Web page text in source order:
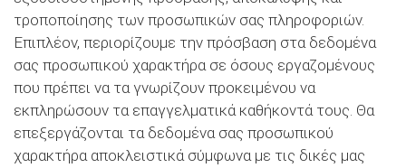
τροποποίησης των προσωπικών σας πληροφοριών.
Επιπλέον, περιορίζουμε την πρόσβαση στα δεδομένα
σας προσωπικού χαρακτήρα σε όσους εργαζομένους
που πρέπει να τα γνωρίζουν προκειμένου να
εκπληρώσουν τα επαγγελματικά καθήκοντά τους. Θα
επεξεργάζονται τα δεδομένα σας προσωπικού
χαρακτήρα αποκλειστικά σύμφωνα με τις δικές μας